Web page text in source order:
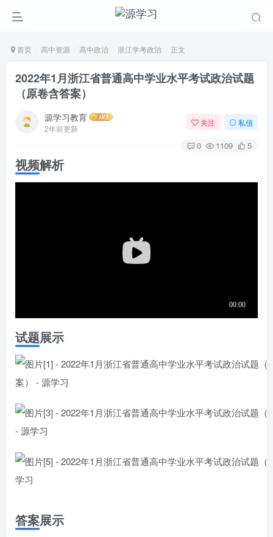
首页 高中资源 高中政治 浙江学考政治 正文
2022年1月浙江省普通高中学业水平考试政治试题
（原卷含答案）
源学习教育
2年前更新
关注 私信
0 1109 5
视频解析
试题展示
答案展示